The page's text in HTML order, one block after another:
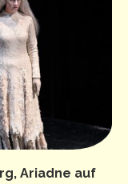
Ariadne auf